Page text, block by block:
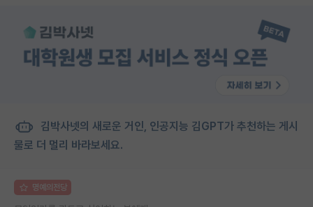
김박사넷의 새로운 거인, 인공지능 김GPT가 추천하는 게시
물로 더 멀리 바라보세요.
명예의전당